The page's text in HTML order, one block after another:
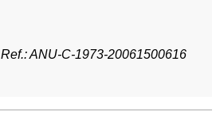
Ref.: ANU-C-1973-20061500616